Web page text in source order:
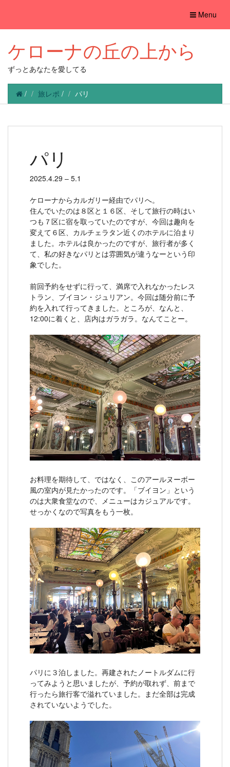
Toggle
Menu
ケローナの丘の上から
ずっとあなたを愛してる
/ 旅レポ / パリ
パリ
2025.4.29 – 5.1
ケローナからカルガリー経由でパリへ。
住んでいたのは８区と１６区、そして旅行の時はい
つも７区に宿を取っていたのですが、今回は趣向を
変えて６区、カルチェラタン近くのホテルに泊まり
ました。ホテルは良かったのですが、旅行者が多く
て、私の好きなパリとは雰囲気が違うなーという印
象でした。
前回予約をせずに行って、満席で入れなかったレス
トラン、ブイヨン・ジュリアン。今回は随分前に予
約を入れて行ってきました。ところが、なんと、
12:00に着くと、店内はガラガラ。なんてことー。
お料理を期待して、ではなく、このアールヌーボー
風の室内が見たかったのです。「ブイヨン」という
のは大衆食堂なので、メニューはカジュアルです。
せっかくなので写真をもう一枚。
パリに３泊しました。再建されたノートルダムに行
ってみようと思いましたが、予約が取れず、前まで
行ったら旅行客で溢れていました。まだ全部は完成
されていないようでした。